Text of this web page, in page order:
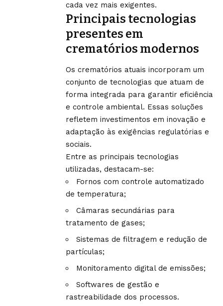
cada vez mais exigentes.
Principais tecnologias
presentes em
crematórios modernos
Os crematórios atuais incorporam um
conjunto de tecnologias que atuam de
forma integrada para garantir eficiência
e controle ambiental. Essas soluções
refletem investimentos em inovação e
adaptação às exigências regulatórias e
sociais.
Entre as principais tecnologias
utilizadas, destacam-se:
Fornos com controle automatizado
de temperatura;
Câmaras secundárias para
tratamento de gases;
Sistemas de filtragem e redução de
partículas;
Monitoramento digital de emissões;
Softwares de gestão e
rastreabilidade dos processos.